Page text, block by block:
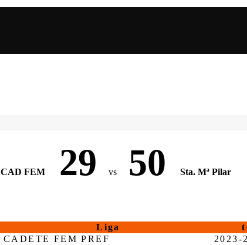
CAD FEM 29 vs 50 Sta. Mª Pilar
Liga
CADETE FEM PREF 2023-